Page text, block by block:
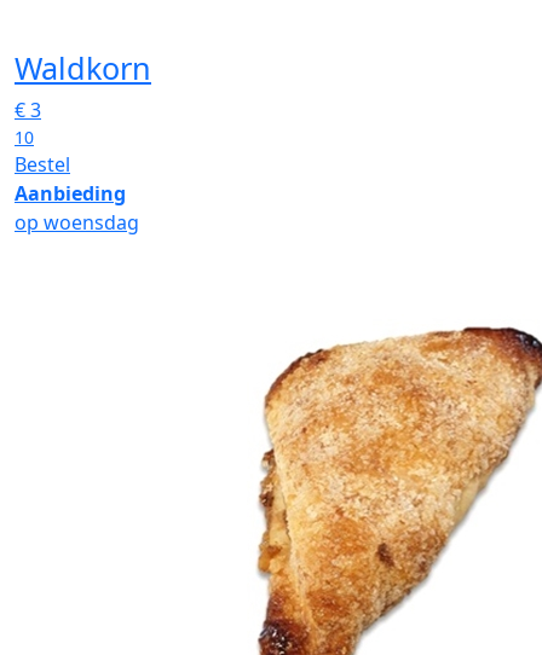
Waldkorn
€3
10
Bestel
Aanbieding
op woensdag